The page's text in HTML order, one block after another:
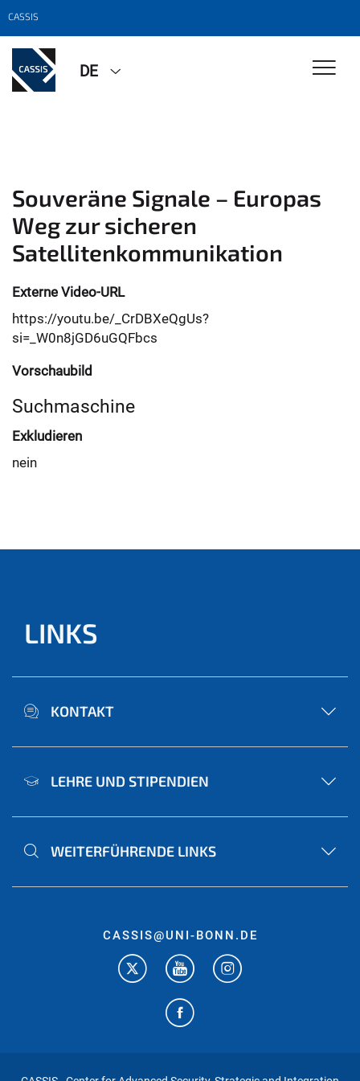
CASSIS
DE
Souveräne Signale – Europas
Weg zur sicheren
Satellitenkommunikation
Externe Video-URL
https://youtu.be/_CrDBXeQgUs?
si=_W0n8jGD6uGQFbcs
Vorschaubild
Suchmaschine
Exkludieren
nein
LINKS
KONTAKT
LEHRE UND STIPENDIEN
WEITERFÜHRENDE LINKS
CASSIS@UNI-BONN.DE